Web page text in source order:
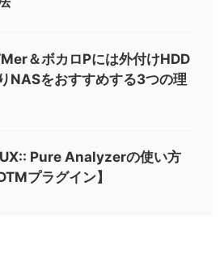
＆ボカロPには外付けHDD
NASをおすすめする3つの理
Pure Analyzerの使い方
DTMプラグイン】